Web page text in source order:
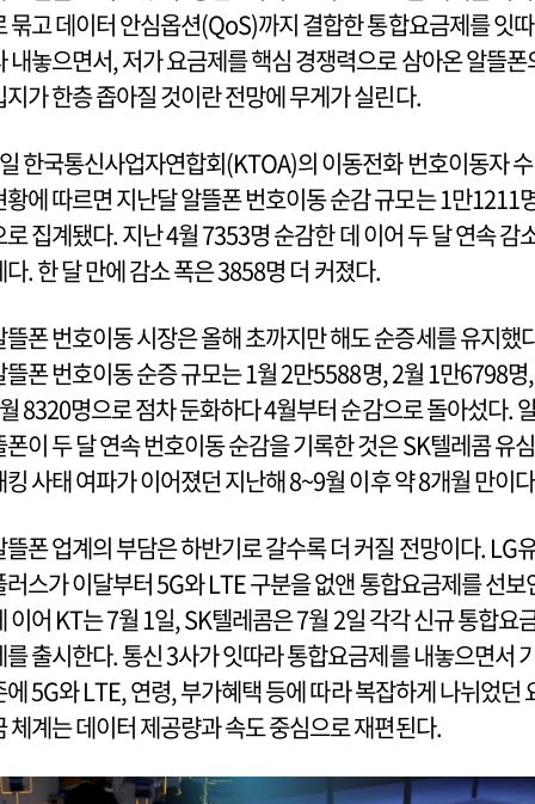
묶고 데이터 안심옵션(QoS)까지 결합한 통합요금제를 잇따
내놓으면서, 저가 요금제를 핵심 경쟁력으로 삼아온 알뜰폰
지가 한층 좁아질 것이란 전망에 무게가 실린다.
한국통신사업자연합회(KTOA)의 이동전화 번호이동자 수
황에 따르면 지난달 알뜰폰 번호이동 순감 규모는 1만1211
로 집계됐다. 지난 4월 7353명 순감한 데 이어 두 달 연속 감
다. 한 달 만에 감소 폭은 3858명 더 커졌다.
뜰폰 번호이동 시장은 올해 초까지만 해도 순증세를 유지했
뜰폰 번호이동 순증 규모는 1월 2만5588명, 2월 1만6798명,
8320명으로 점차 둔화하다 4월부터 순감으로 돌아섰다.
폰이 두 달 연속 번호이동 순감을 기록한 것은 SK텔레콤 유심
킹 사태 여파가 이어졌던 지난해 8~9월 이후 약 8개월 만이
뜰폰 업계의 부담은 하반기로 갈수록 더 커질 전망이다. LG
러스가 이달부터 5G와 LTE 구분을 없앤 통합요금제를 선보
이어 KT는 7월 1일, SK텔레콤은 7월 2일 각각 신규 통합요
를 출시한다. 통신 3사가 잇따라 통합요금제를 내놓으면서
에 5G와 LTE, 연령, 부가혜택 등에 따라 복잡하게 나뉘었던
체계는 데이터 제공량과 속도 중심으로 재편된다.